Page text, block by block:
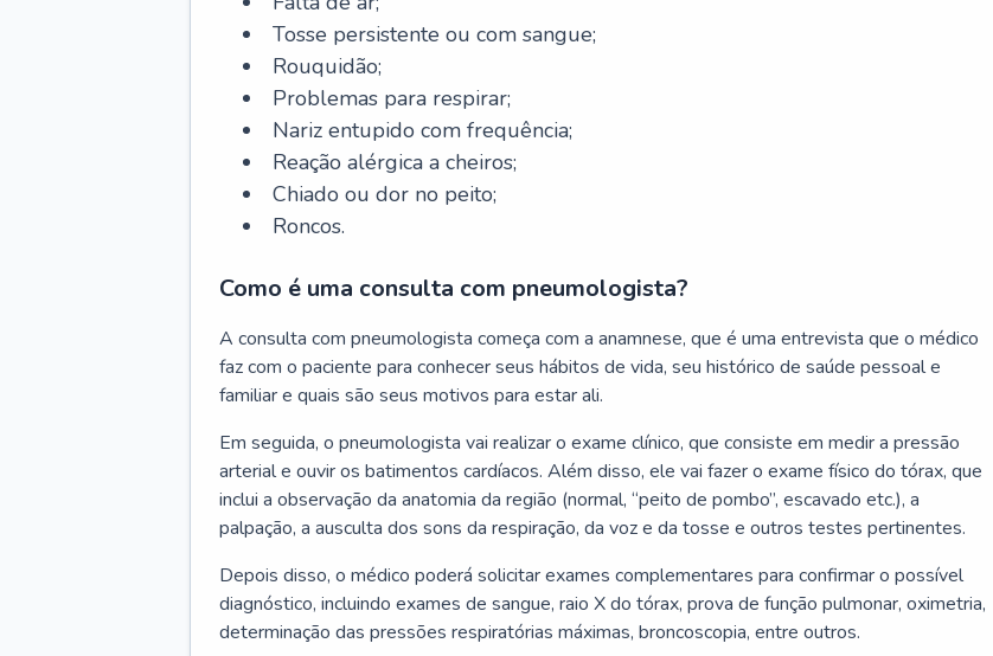
Tosse persistente ou com sangue;
Rouquidão;
Problemas para respirar;
Nariz entupido com frequência;
Reação alérgica a cheiros;
Chiado ou dor no peito;
Roncos.
Como é uma consulta com pneumologista?
A consulta com pneumologista começa com a anamnese, que é uma entrevista que o médico
faz com o paciente para conhecer seus hábitos de vida, seu histórico de saúde pessoal e
familiar e quais são seus motivos para estar ali.
Em seguida, o pneumologista vai realizar o exame clínico, que consiste em medir a pressão
arterial e ouvir os batimentos cardíacos. Além disso, ele vai fazer o exame físico do tórax, que
inclui a observação da anatomia da região (normal, “peito de pombo”, escavado etc.), a
palpação, a ausculta dos sons da respiração, da voz e da tosse e outros testes pertinentes.
Depois disso, o médico poderá solicitar exames complementares para confirmar o possível
diagnóstico, incluindo exames de sangue, raio X do tórax, prova de função pulmonar, oximetria,
determinação das pressões respiratórias máximas, broncoscopia, entre outros.